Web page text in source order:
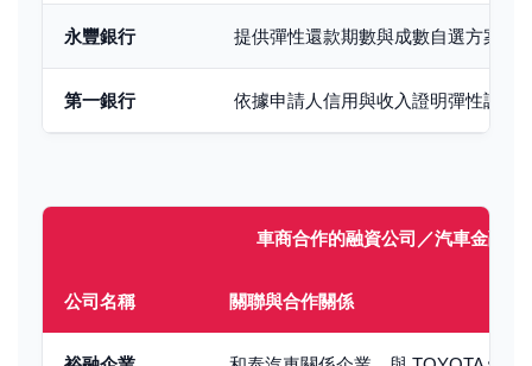
永豐銀行 提供彈性還款期數與成數自選方案
第一銀行 依據申請人信用與收入證明彈性調整
車商合作的融資公司／汽車金融公
公司名稱 關聯與合作關係